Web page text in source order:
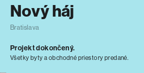
Nový háj
Bratislava
Projekt dokončený.
Všetky byty a obchodné priestory predané.